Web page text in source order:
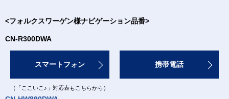
<フォルクスワーゲン様ナビゲーション品番>
CN-R300DWA
スマートフォン
（「ここいこ♪」対応表もこちらから）
携帯電話